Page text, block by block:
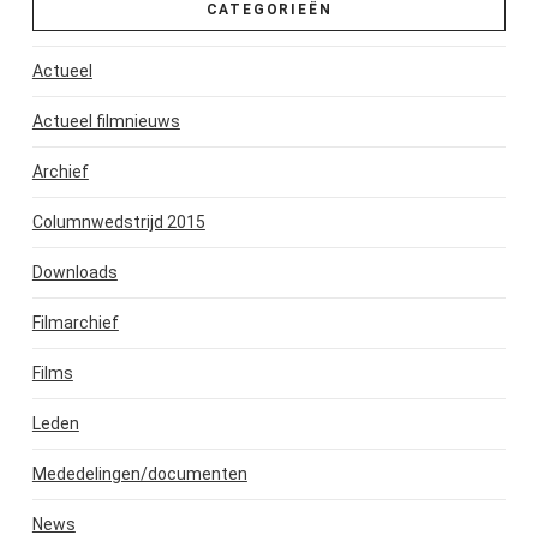
CATEGORIEËN
Actueel
Actueel filmnieuws
Archief
Columnwedstrijd 2015
Downloads
Filmarchief
Films
Leden
Mededelingen/documenten
News